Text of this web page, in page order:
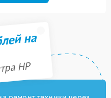
на
HP